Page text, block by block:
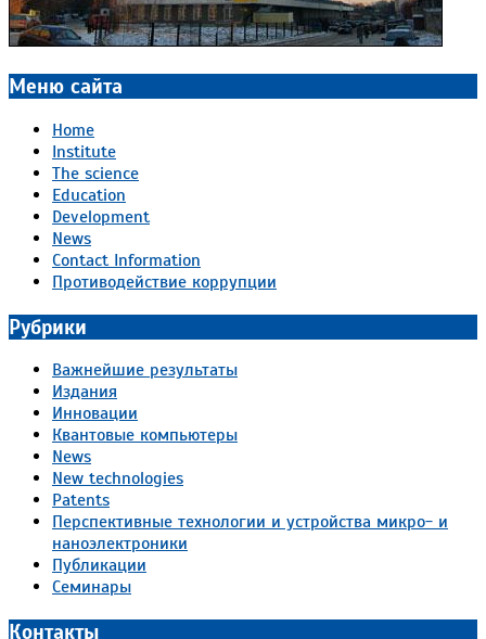
Меню сайта
Home
Institute
The science
Education
Development
News
Contact Information
Противодействие коррупции
Рубрики
Важнейшие результаты
Издания
Инновации
Квантовые компьютеры
News
New technologies
Patents
Перспективные технологии и устройства микро- и
наноэлектроники
Публикации
Семинары
Контакты